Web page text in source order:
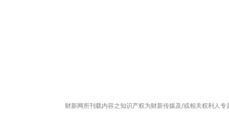
财新网所刊载内容之知识产权为财新传媒及/或相关权利人